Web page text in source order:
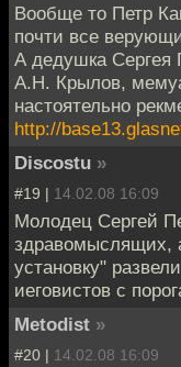
Вообще то Петр
почти все
А дедушка Сергея
А.Н. Крылов,
настоятельно
http://
Discostu »
#19 | 14.02.08 16:09
Молодец Сергей
здравомыслящих,
установку"
иеговистов с
Metodist »
#20 | 14.02.08 16:09